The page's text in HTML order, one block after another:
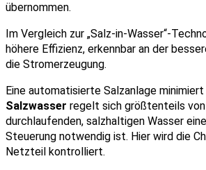
übernommen.
Im Vergleich zur „Salz-in-Wasser“-
höhere Effizienz, erkennbar an der
die Stromerzeugung.
Eine automatisierte Salzanlage
Salzwasser regelt sich größtenteils
durchlaufenden, salzhaltigen Wasser
Steuerung notwendig ist. Hier wird die
Netzteil kontrolliert.